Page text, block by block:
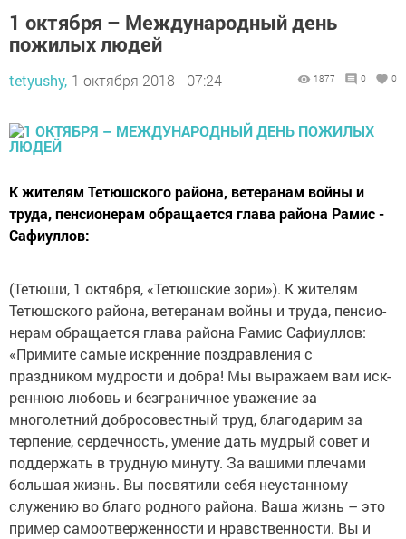
1 октября – Международный день
пожилых людей
tetyushy, 1 октября 2018 - 07:24 1877 0 0
К жителям Тетюшского района, ­ветеранам войны и
труда, пенсио­нерам обращается глава района Рамис ­
Сафиуллов:
(Тетюши, 1 октября, «Тетюшские зори»). К жителям
Тетюшского района, ­ветеранам войны и труда, пенсио­
нерам обращается глава района Рамис ­Сафиуллов:
«Примите самые искренние поздравления с
праздником мудрос­ти и добра! Мы выражаем вам иск­
реннюю любовь и безграничное уважение за
многолетний добросовестный труд, благодарим за
терпение, сердечность, умение дать муд­рый совет и
поддержать в трудную минуту. За вашими плечами
большая жизнь. Вы посвятили себя неустанному
служению во благо родного района. Ваша жизнь – это
пример самоотверженности и нравственности. Вы и